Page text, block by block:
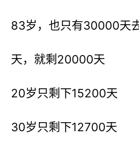
83岁，也只有30000天
天，就剩20000天
20岁只剩下15200天
30岁只剩下12700天